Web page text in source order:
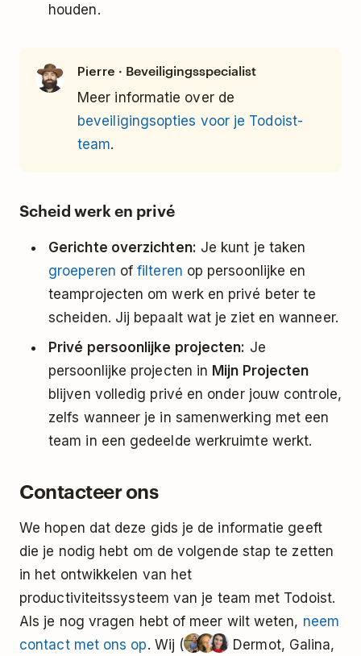
houden.
Pierre · Beveiligingsspecialist
Meer informatie over de
beveiligingsopties voor je Todoist-
team.
Scheid werk en privé
Gerichte overzichten: Je kunt je taken
groeperen offilteren op persoonlijke en
teamprojecten om werk en privé beter te
scheiden. Jij bepaalt wat je ziet en wanneer.
Privé persoonlijke projecten: Je
persoonlijke projecten in Mijn Projecten
blijven volledig privé en onder jouw controle,
zelfs wanneer je in samenwerking met een
team in een gedeelde werkruimte werkt.
Contacteer ons
We hopen dat deze gids je de informatie geeft
die je nodig hebt om de volgende stap te zetten
in het ontwikkelen van het
productiviteitssysteem van je team met Todoist.
Als je nog vragen hebt of meer wilt weten, neem
contact met ons op. Wij (
Dermot, Galina,